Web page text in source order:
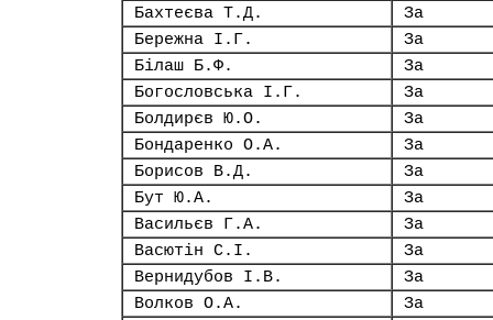
Бахтеєва Т.Д.
За
Бережна І.Г.
За
Білаш Б.Ф.
За
Богословська І.Г.
За
Болдирєв Ю.О.
За
Бондаренко О.А.
За
Борисов В.Д.
За
Бут Ю.А.
За
Васильєв Г.А.
За
Васютін С.І.
За
Вернидубов І.В.
За
Волков О.А.
За